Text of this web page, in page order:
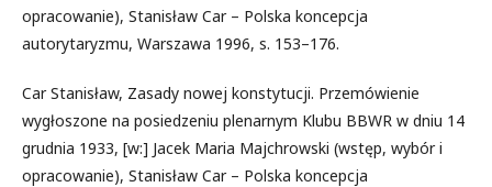
opracowanie), Stanisław Car – Polska koncepcja
autorytaryzmu, Warszawa 1996, s. 153–176.
Car Stanisław, Zasady nowej konstytucji. Przemówienie
wygłoszone na posiedzeniu plenarnym Klubu BBWR w dniu 14
grudnia 1933, [w:] Jacek Maria Majchrowski (wstęp, wybór i
opracowanie), Stanisław Car – Polska koncepcja